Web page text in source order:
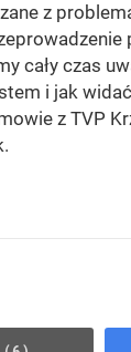
z
cały czas
i jak
z TVP